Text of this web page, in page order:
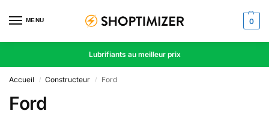
MENU 0
Lubrifiants au meilleur prix
Accueil / Constructeur / Ford
Ford